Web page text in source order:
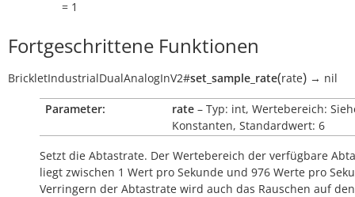
= 1
Fortgeschrittene Funktionen
BrickletIndustrialDualAnalogInV2#set_sample_rate(rate) → nil
Parameter: rate – Typ: int, Wertebereich:
Konstanten, Standardwert: 6
Setzt die Abtastrate. Der Wertebereich der verfügbare
liegt zwischen 1 Wert pro Sekunde und 976 Werte pro
Verringern der Abtastrate wird auch das Rauschen auf